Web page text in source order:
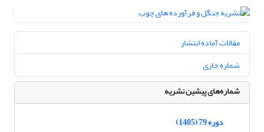
مقالات آماده انتشار
شماره جاری
شماره‌های پیشین نشریه
دوره 79 (1405)